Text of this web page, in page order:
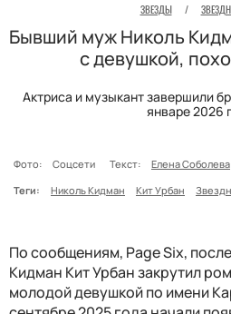
ЗВЕЗДЫ /
Бывший муж Николь
с девушкой,
Актриса и музыкант завершили
январе 2026
Фото: Соцсети Текст: Елена Соболева
Теги:
Николь Кидман Кит Урбан
По сообщениям, Page Six,
Кидман Кит Урбан закрутил
молодой девушкой по имени